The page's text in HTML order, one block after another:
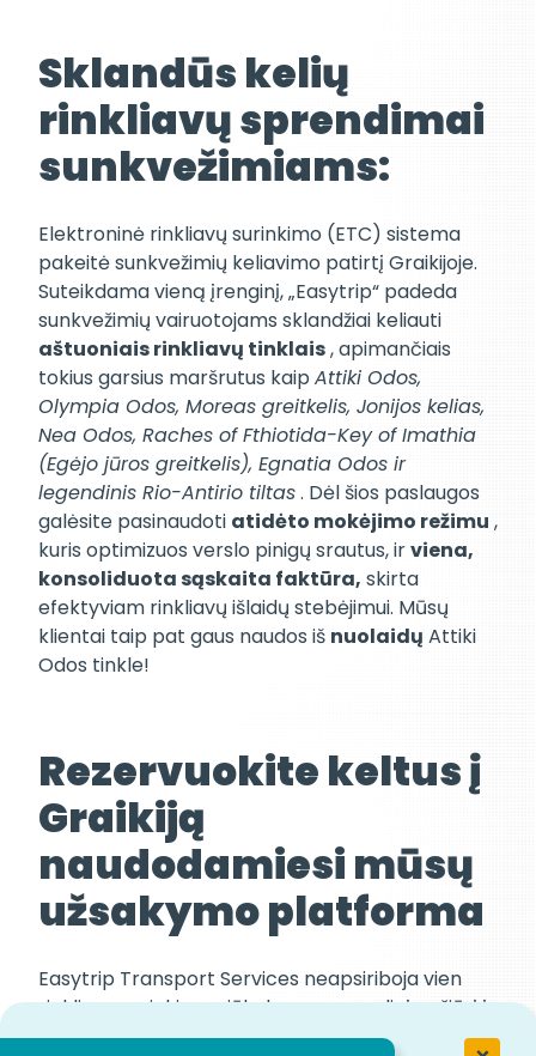
Sklandūs kelių
rinkliavų sprendimai
sunkvežimiams:
Elektroninė rinkliavų surinkimo (ETC) sistema
pakeitė sunkvežimių keliavimo patirtį Graikijoje.
Suteikdama vieną įrenginį, „Easytrip“ padeda
sunkvežimių vairuotojams sklandžiai keliauti
aštuoniais rinkliavų tinklais, apimančiais
tokius garsius maršrutus kaip Attiki Odos,
Olympia Odos, Moreas greitkelis, Jonijos kelias,
Nea Odos, Raches of Fthiotida-Key of Imathia
(Egėjo jūros greitkelis), Egnatia Odos ir
legendinis Rio-Antirio tiltas. Dėl šios paslaugos
galėsite pasinaudoti atidėto mokėjimo režimu ,
kuris optimizuos verslo pinigų srautus, irviena,
konsoliduota sąskaita faktūra, skirta
efektyviam rinkliavų išlaidų stebėjimui. Mūsų
klientai taip pat gaus naudos iš nuolaidų Attiki
Odos tinkle!
Rezervuokite keltus į
Graikiją
naudodamiesi mūsų
užsakymo platforma
Easytrip Transport Services neapsiriboja vien
rinkliavų surinkimu, siūlydamas pasaulinį požiūrį į
jūsų kelionių logistikos Graikijoje optimizavimą.